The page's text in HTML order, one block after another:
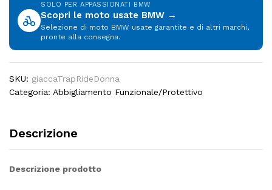
SOLO PER APPASSIONATI BMW
Scopri le moto usate BMW →
Selezione di moto BMW usate garantite e di altri marchi,
pronte alla consegna.
SKU: giaccaTrapRideDonna
Categoria: Abbigliamento Funzionale/Protettivo
Descrizione
Descrizione prodotto